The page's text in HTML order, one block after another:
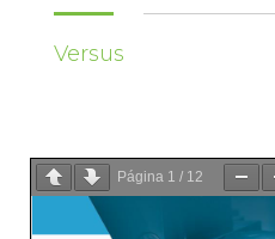
Versus
Página 1 / 12